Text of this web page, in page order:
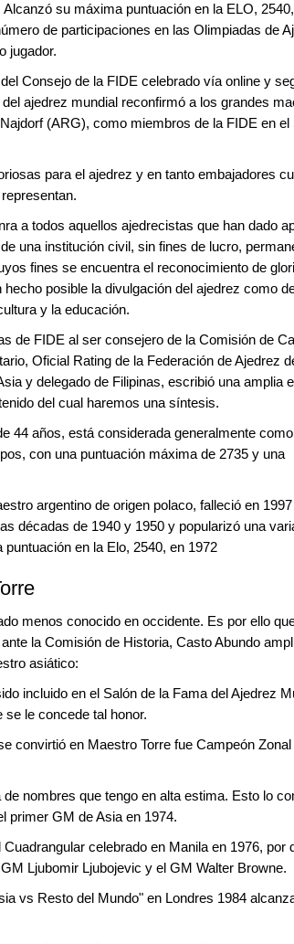
su máxima puntuación en la ELO,
de participaciones en las Olimpiadas de
jugador.
Consejo de la FIDE celebrado vía online y
ajedrez mundial reconfirmó a los grandes
(ARG), como miembros de la FIDE en el
para el ajedrez y en tanto embajadores
a todos aquellos ajedrecistas que han dado
una institución civil, sin fines de lucro,
fines se encuentra el reconocimiento de
posible la divulgación del ajedrez como
y la educación.
de FIDE al ser consejero de la Comisión de
Oficial Rating de la Federación de Ajedrez
y delegado de Filipinas, escribió una amplia e
del cual haremos una síntesis.
44 años, está considerada generalmente
con una puntuación máxima de 2735 y una
argentino de origen polaco, falleció en
décadas de 1940 y 1950 y popularizó una
en la Elo, 2540, en 1972
menos conocido en occidente. Es por ello
la Comisión de Historia, Casto Abundo
asiático:
incluido en el Salón de la Fama del Ajedrez
le concede tal honor.
convirtió en Maestro Torre fue Campeón
nombres que tengo en alta estima. Esto lo
primer GM de Asia en 1974.
celebrado en Manila en 1976, por
Ljubomir Ljubojevic y el GM Walter Browne.
vs Resto del Mundo" en Londres 1984